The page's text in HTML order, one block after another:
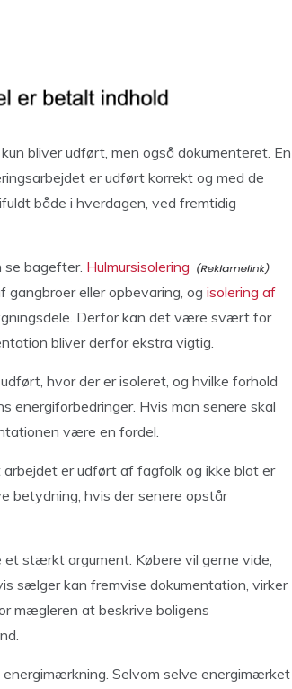
bliver udført, men også dokumenteret. En
er udført korrekt og med de
både i hverdagen, ved fremtidig
se bagefter. Hulmursisolering
eller opbevaring, og isolering af
Derfor kan det være svært for
bliver derfor ekstra vigtig.
hvor der er isoleret, og hvilke forhold
energiforbedringer. Hvis man senere skal
være en fordel.
er udført af fagfolk og ikke blot er
betydning, hvis der senere opstår
stærkt argument. Købere vil gerne vide,
sælger kan fremvise dokumentation, virker
mægleren at beskrive boligens
Selvom selve energimærket